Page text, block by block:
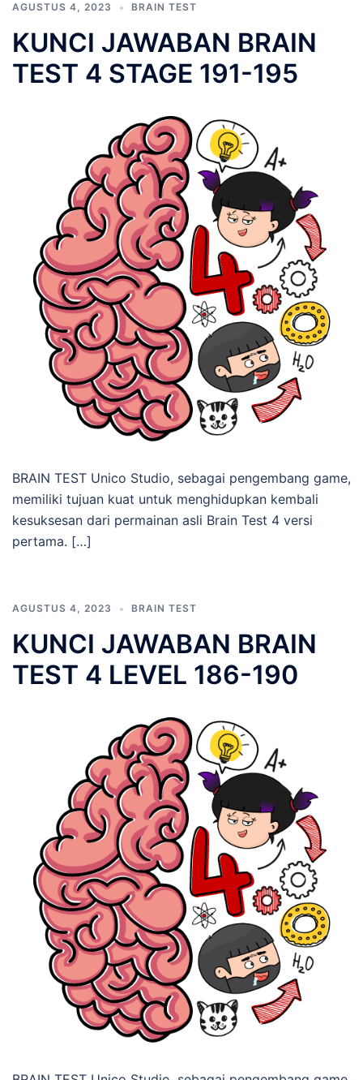
AGUSTUS 4, 2023 BRAIN TEST
KUNCI JAWABAN BRAIN
TEST 4 STAGE 191-195
BRAIN TEST Unico Studio, sebagai pengembang game,
memiliki tujuan kuat untuk menghidupkan kembali
kesuksesan dari permainan asli Brain Test 4 versi
pertama. […]
AGUSTUS 4, 2023 BRAIN TEST
KUNCI JAWABAN BRAIN
TEST 4 LEVEL 186-190